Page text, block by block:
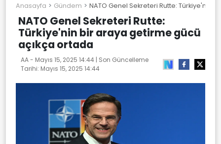
Anasayfa Gündem NATO Genel Sekreteri Rutte: Türkiye'nin
NATO Genel Sekreteri Rutte:
Türkiye'nin bir araya getirme gücü
açıkça ortada
AA - Mayıs 15, 2025 14:44 | Son Güncelleme
Tarihi: Mayıs 15, 2025 14:44